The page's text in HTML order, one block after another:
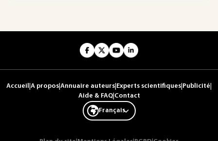
Accueil A propos Annuaire auteurs Experts scientifiques Publicité
Aide & FAQ| Contact
Français